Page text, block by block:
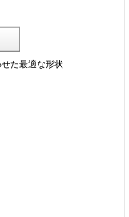
た最適な形状